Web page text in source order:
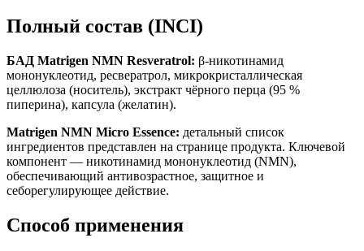
Полный состав (INCI)
БАД Matrigen NMN Resveratrol: β-никотинамид
мононуклеотид, ресвератрол, микрокристаллическая
целлюлоза (носитель), экстракт чёрного перца (95 %
пиперина), капсула (желатин).
Matrigen NMN Micro Essence: детальный список
ингредиентов представлен на странице продукта. Ключевой
компонент — никотинамид мононуклеотид (NMN),
обеспечивающий антивозрастное, защитное и
себорегулирующее действие.
Способ применения